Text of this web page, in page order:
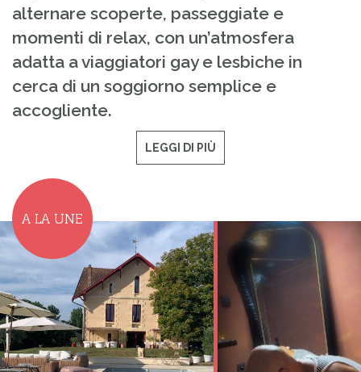
alternare scoperte, passeggiate e
momenti di relax, con un’atmosfera
adatta a viaggiatori gay e lesbiche in
cerca di un soggiorno semplice e
accogliente.
LEGGI DI PIÙ
A LA UNE